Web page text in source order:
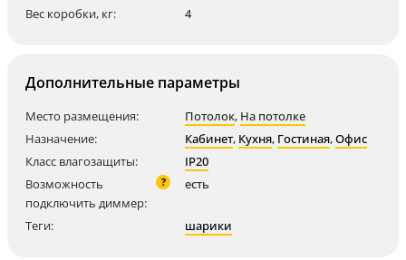
Вес коробки, кг:
4
Дополнительные параметры
Место размещения: Потолок, На потолке
Назначение:
Кабинет, Кухня, Гостиная,Офис
Класс влагозащиты:
IP20
Возможность
подключить диммер:
? есть
Теги: шарики